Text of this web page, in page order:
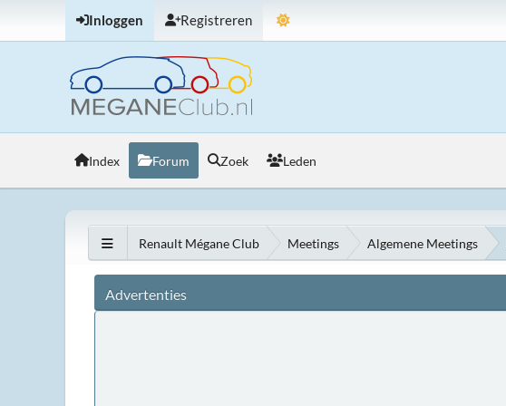
Inloggen Registreren
Index Forum Zoek Leden
Renault Mégane Club Meetings Algemene Meetings
Advertenties